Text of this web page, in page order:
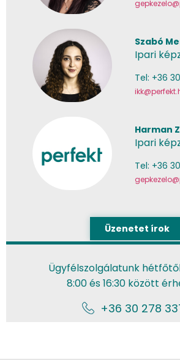
Szabó
Ipari
Tel: +36
Harman
Ipari
Tel: +36
Üzenetet írok
Ügyfélszolgálatunk
8:00 és 16:30 között
+36 30 278